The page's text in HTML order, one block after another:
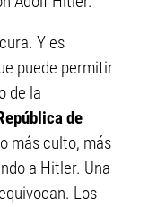
Y es
puede permitir
de la
de
más culto, más
a Hitler. Una
Los